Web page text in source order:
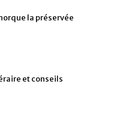
la préservée
et conseils